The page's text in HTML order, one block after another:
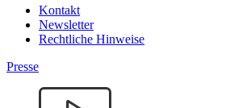
Kontakt
Newsletter
Rechtliche Hinweise
Presse